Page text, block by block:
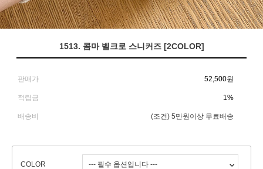
1513. 콤마 벨크로 스니커즈 [2COLOR]
판매가 52,500원
적립금 1%
배송비 (조건) 5만원이상 무료배송
COLOR